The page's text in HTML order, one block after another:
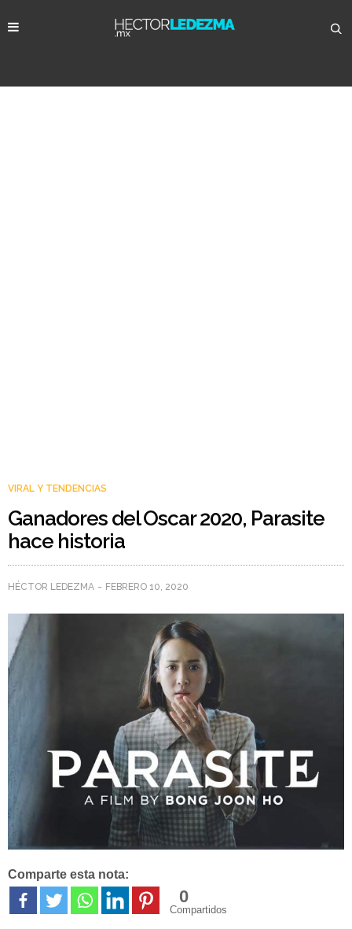
VIRAL Y TENDENCIAS
Ganadores del Oscar 2020, Parasite
hace historia
HÉCTOR LEDEZMA FEBRERO 10, 2020
Comparte esta nota:
0
Compartidos